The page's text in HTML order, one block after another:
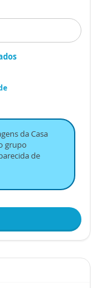
da Casa
grupo
de